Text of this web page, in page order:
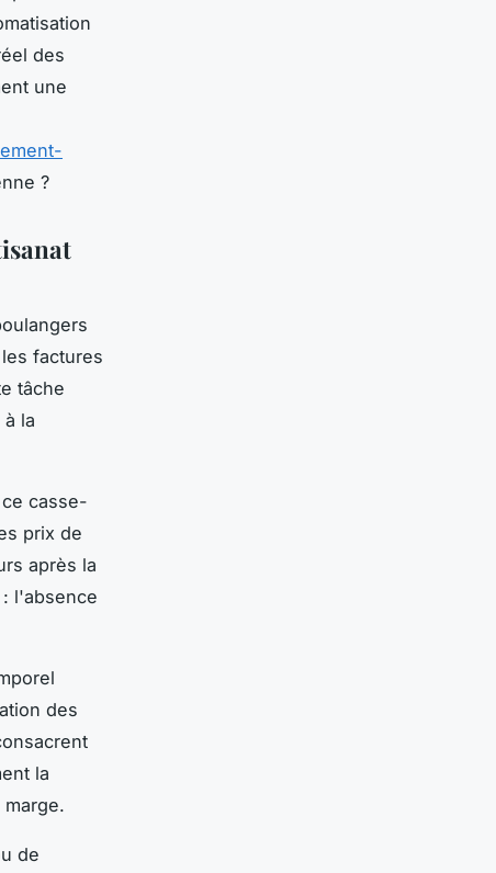
des
une
?
factures
tâche
la
casse-
prix de
après la
l'absence
des
la
de